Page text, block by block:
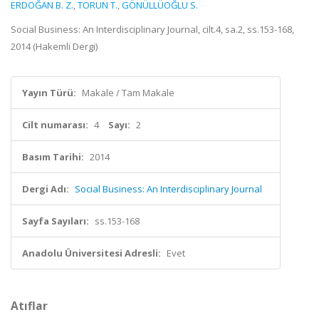
ERDOĞAN B. Z.,TORUN T.,GÖNÜLLÜOĞLU S.
Social Business: An Interdisciplinary Journal, cilt.4, sa.2, ss.153-168,
2014 (Hakemli Dergi)
Yayın Türü: Makale / Tam Makale
Cilt numarası: 4 Sayı: 2
Basım Tarihi: 2014
Dergi Adı: Social Business: An Interdisciplinary Journal
Sayfa Sayıları: ss.153-168
Anadolu Üniversitesi Adresli: Evet
Atıflar